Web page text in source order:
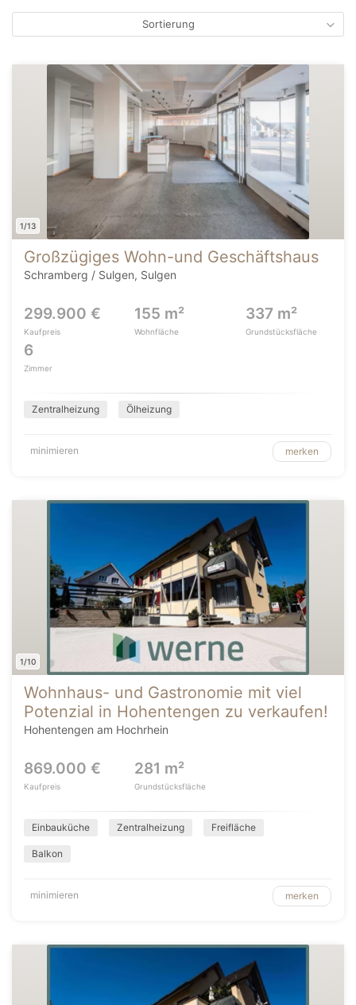
Sortierung
1/13
Großzügiges Wohn-und Geschäftshaus
Schramberg / Sulgen, Sulgen
299.900 €
Kaufpreis
155 m²
Wohnfläche
337 m²
Grundstücksfläche
6
Zimmer
Zentralheizung Ölheizung
minimieren merken
1/10
Wohnhaus- und Gastronomie mit viel
Potenzial in Hohentengen zu verkaufen!
Hohentengen am Hochrhein
869.000 €
Kaufpreis
281 m²
Grundstücksfläche
Einbauküche Zentralheizung Freifläche
Balkon
minimieren merken